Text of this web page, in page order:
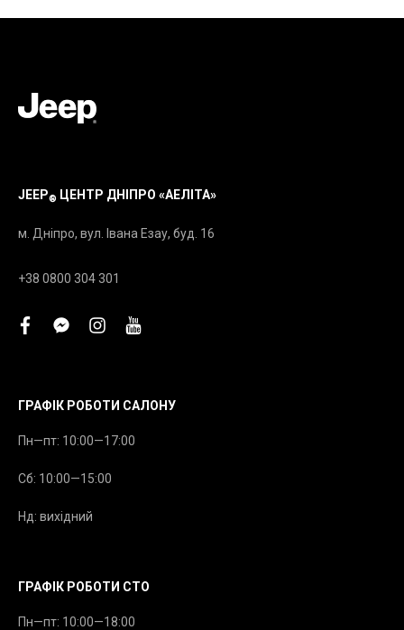
JEEP® ЦЕНТР ДНІПРО «АЕЛІТА»
м. Дніпро, вул. Івана Езау, буд. 16
+38 0800 304 301
facebookfacebook-
instagram
youtube
ГРАФІК РОБОТИ САЛОНУ
Пн—пт: 10:00—17:00
Сб: 10:00—15:00
Нд: вихідний
ГРАФІК РОБОТИ СТО
Пн—пт: 10:00—18:00